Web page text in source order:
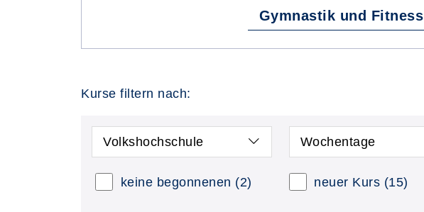
Gymnastik und Fitness
Kurse filtern nach:
Volkshochschule Wochentage
keine begonnenen (2) neuer Kurs (15)